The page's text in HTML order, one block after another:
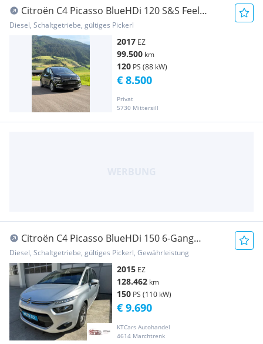
Citroën C4 Picasso BlueHDi 120 S&S Feel
Edition
Diesel, Schaltgetriebe, gültiges Pickerl
2017 EZ
99.500 km
120 PS (88 kW)
Privat
5730 Mittersill
€ 8.500
Citroën C4 Picasso BlueHDi 150 6-Gang
Exclusive
Diesel, Schaltgetriebe, gültiges Pickerl, Gewährleistung
2015 EZ
128.462 km
150 PS (110 kW)
KTCars Autohandel
4614 Marchtrenk
€ 9.690